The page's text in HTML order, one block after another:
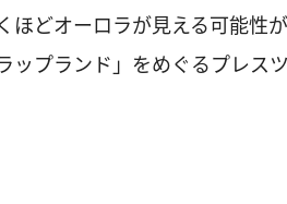
ほどオーロラが見える可能性
ップランド」をめぐるプレス